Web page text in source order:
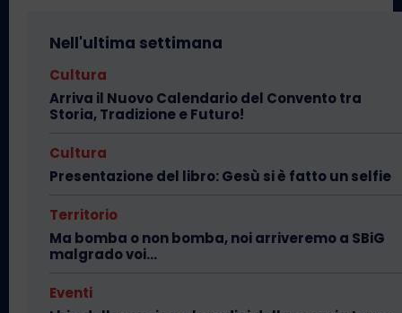
Nell'ultima settimana
Cultura
Arriva il Nuovo Calendario del Convento tra
Storia, Tradizione e Futuro!
Cultura
Presentazione del libro: Gesù si è fatto un selfie
Territorio
Ma bomba o non bomba, noi arriveremo a SBiG
malgrado voi…
Eventi